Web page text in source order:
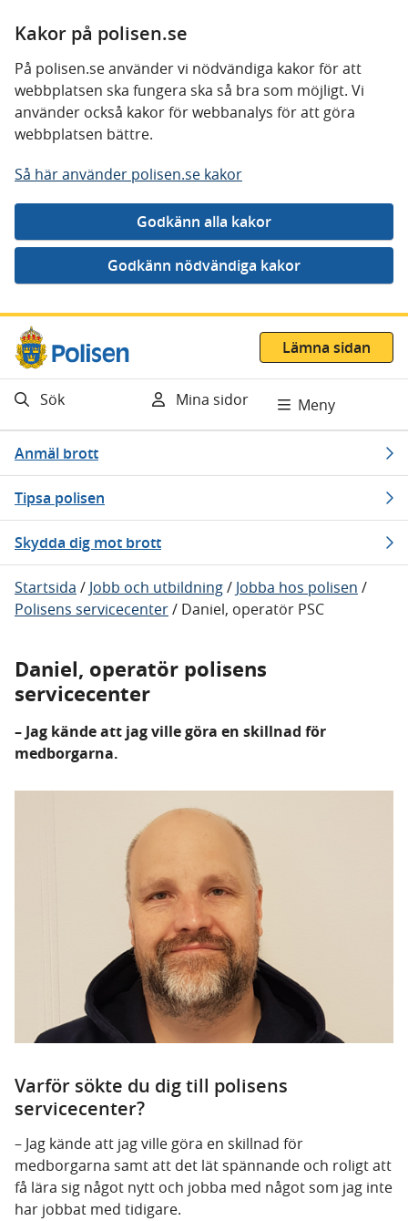
Kakor på polisen.se
På polisen.se använder vi nödvändiga kakor för att
webbplatsen ska fungera ska så bra som möjligt. Vi
använder också kakor för webbanalys för att göra
webbplatsen bättre.
Så här använder polisen.se kakor
Gå direkt till innehåll
Lämna sidan
Sök Mina sidor Meny
Anmäl brott
Tipsa polisen
Skydda dig mot brott
Startsida / Jobb och utbildning/ Jobba hos polisen /
Polisens servicecenter/ Daniel, operatör PSC
Daniel, operatör polisens
servicecenter
– Jag kände att jag ville göra en skillnad för
medborgarna.
Varför sökte du dig till polisens
servicecenter?
– Jag kände att jag ville göra en skillnad för
medborgarna samt att det lät spännande och roligt att
få lära sig något nytt och jobba med något som jag inte
har jobbat med tidigare.